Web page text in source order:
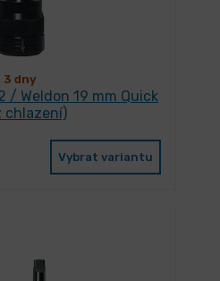
3 dny
/ Weldon 19 mm Quick
chlazení)
Vybrat variantu